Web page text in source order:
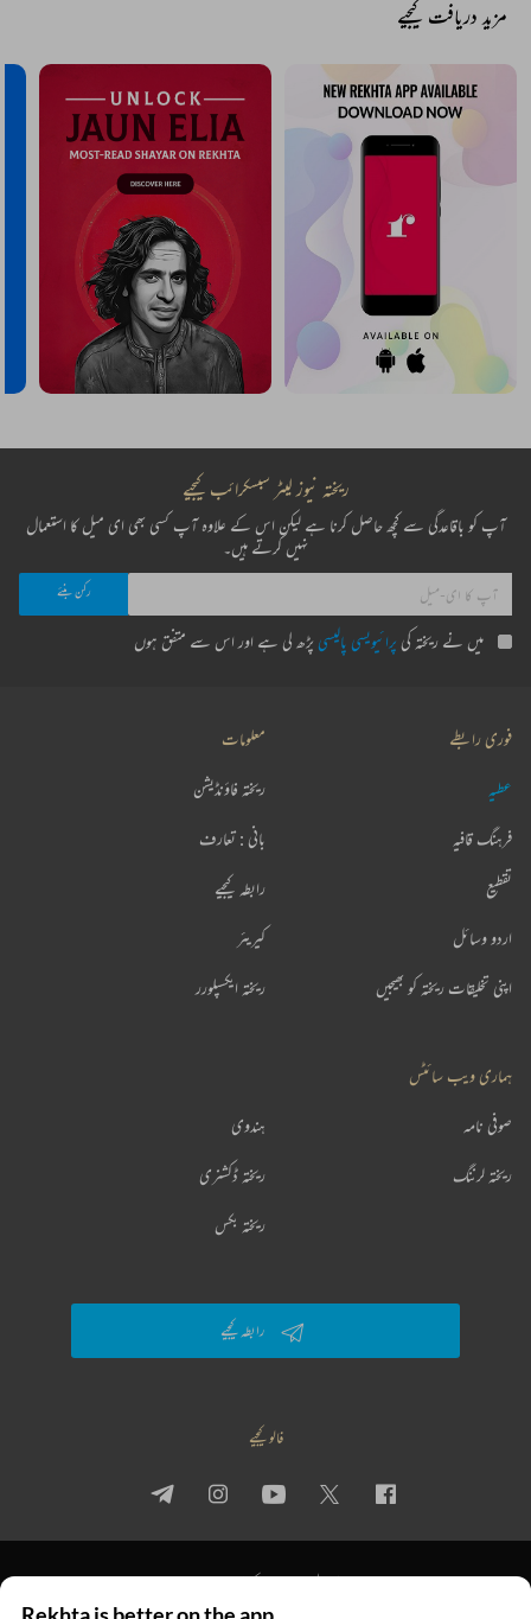
مزید دریافت کیجیے
ریختہ نیوز لیٹر سبسکرائب کیجیے
آپ کو باقاعدگی سے کچھ حاصل کرنا ہے لیکن اس کے علاوہ آپ کسی بھی ای میل کا استعمال
نہیں کرتے ہیں۔
میں نے ریختہ کی پرائیویسی پالیسی پڑھ لی ہے اور اس سے متفق ہوں
فوری رابطے
عطیہ
فرہنگ قافیہ
تقطیع
اردو وسائل
اپنی تخلیقات ریختہ کو بھیجیں
معلومات
ریختہ فاؤنڈیشن
بانی : تعارف
رابطہ کیجیے
کیریئر
ریختہ ایکسپلورر
ہماری ویب سائٹس
ہندوی صوفی نامہ
ریختہ ڈکشنری ریختہ لرننگ
ریختہ بکس
رابطہ کیجیے
فالو کیجیے